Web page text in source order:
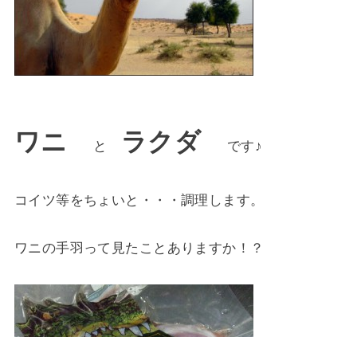
ワニ と ラクダ です♪
コイツ等をちょいと・・・調理します。
ワニの手羽って見たことありますか！？